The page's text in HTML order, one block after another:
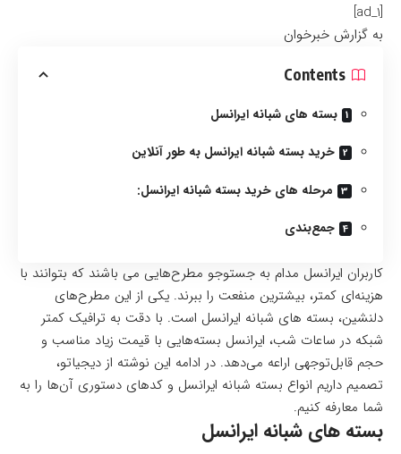
[ad_1]
به گزارش خبرخوان
Contents
بسته های شبانه ایرانسل
خرید بسته شبانه ایرانسل به طور آنلاین
مرحله های خرید بسته شبانه ایرانسل:
جمع‌بندی
کاربران ایرانسل مدام به جستوجو مطرح‌هایی می باشند که بتوانند با
هزینه‌ای کمتر، بیشترین منفعت را ببرند. یکی از این مطرح‌های
دلنشین، بسته های شبانه ایرانسل است. با دقت به ترافیک کمتر
شبکه در ساعات شب، ایرانسل بسته‌هایی با قیمت زیاد مناسب و
حجم قابل‌توجهی اراعه می‌دهد. در ادامه این نوشته از دیجیاتو،
تصمیم داریم انواع بسته شبانه ایرانسل و کدهای دستوری آن‌ها را به
شما معارفه کنیم.
بسته های شبانه ایرانسل